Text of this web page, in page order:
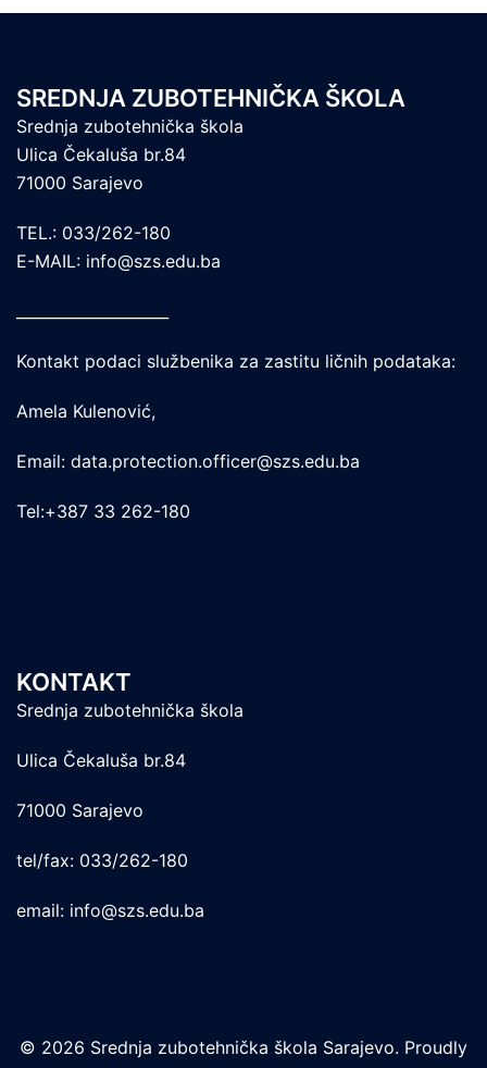
SREDNJA ZUBOTEHNIČKA ŠKOLA
Srednja zubotehnička škola
Ulica Čekaluša br.84
71000 Sarajevo
TEL.: 033/262-180
E-MAIL: info@szs.edu.ba
Kontakt podaci službenika za zastitu ličnih podataka:
Amela Kulenović,
Email: data.protection.officer@szs.edu.ba
Tel:+387 33 262-180
KONTAKT
Srednja zubotehnička škola
Ulica Čekaluša br.84
71000 Sarajevo
tel/fax: 033/262-180
email: info@szs.edu.ba
© 2026 Srednja zubotehnička škola Sarajevo. Proudly